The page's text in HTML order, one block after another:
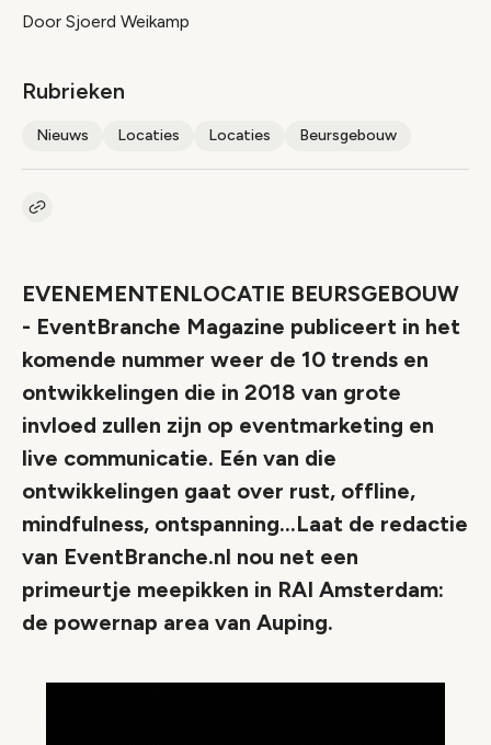
Door Sjoerd Weikamp
Rubrieken
Nieuws Locaties Locaties Beursgebouw
Kopieer link naar artikel
EVENEMENTENLOCATIE BEURSGEBOUW
- EventBranche Magazine publiceert in het
komende nummer weer de 10 trends en
ontwikkelingen die in 2018 van grote
invloed zullen zijn op eventmarketing en
live communicatie. Eén van die
ontwikkelingen gaat over rust, offline,
mindfulness, ontspanning...Laat de redactie
van EventBranche.nl nou net een
primeurtje meepikken in RAI Amsterdam:
de powernap area van Auping.